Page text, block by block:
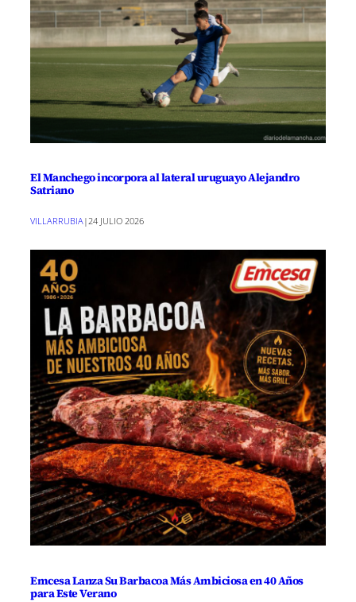
El Manchego incorpora al lateral uruguayo Alejandro
Satriano
VILLARRUBIA | 24 JULIO 2026
Emcesa Lanza Su Barbacoa Más Ambiciosa en 40 Años
para Este Verano